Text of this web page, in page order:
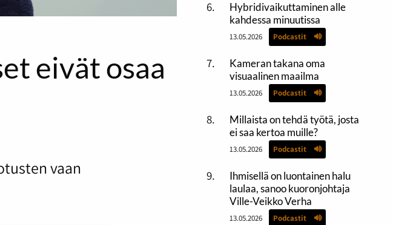
eivät osaa
vaan
Hybridivaikuttaminen alle
kahdessa minuutissa
13.05.2026 Podcastit
Kameran takana oma
visuaalinen maailma
13.05.2026 Podcastit
Millaista on tehdä työtä, josta
ei saa kertoa muille?
13.05.2026 Podcastit
Ihmisellä on luontainen halu
laulaa, sanoo kuoronjohtaja
Ville-Veikko Verha
13.05.2026 Podcastit